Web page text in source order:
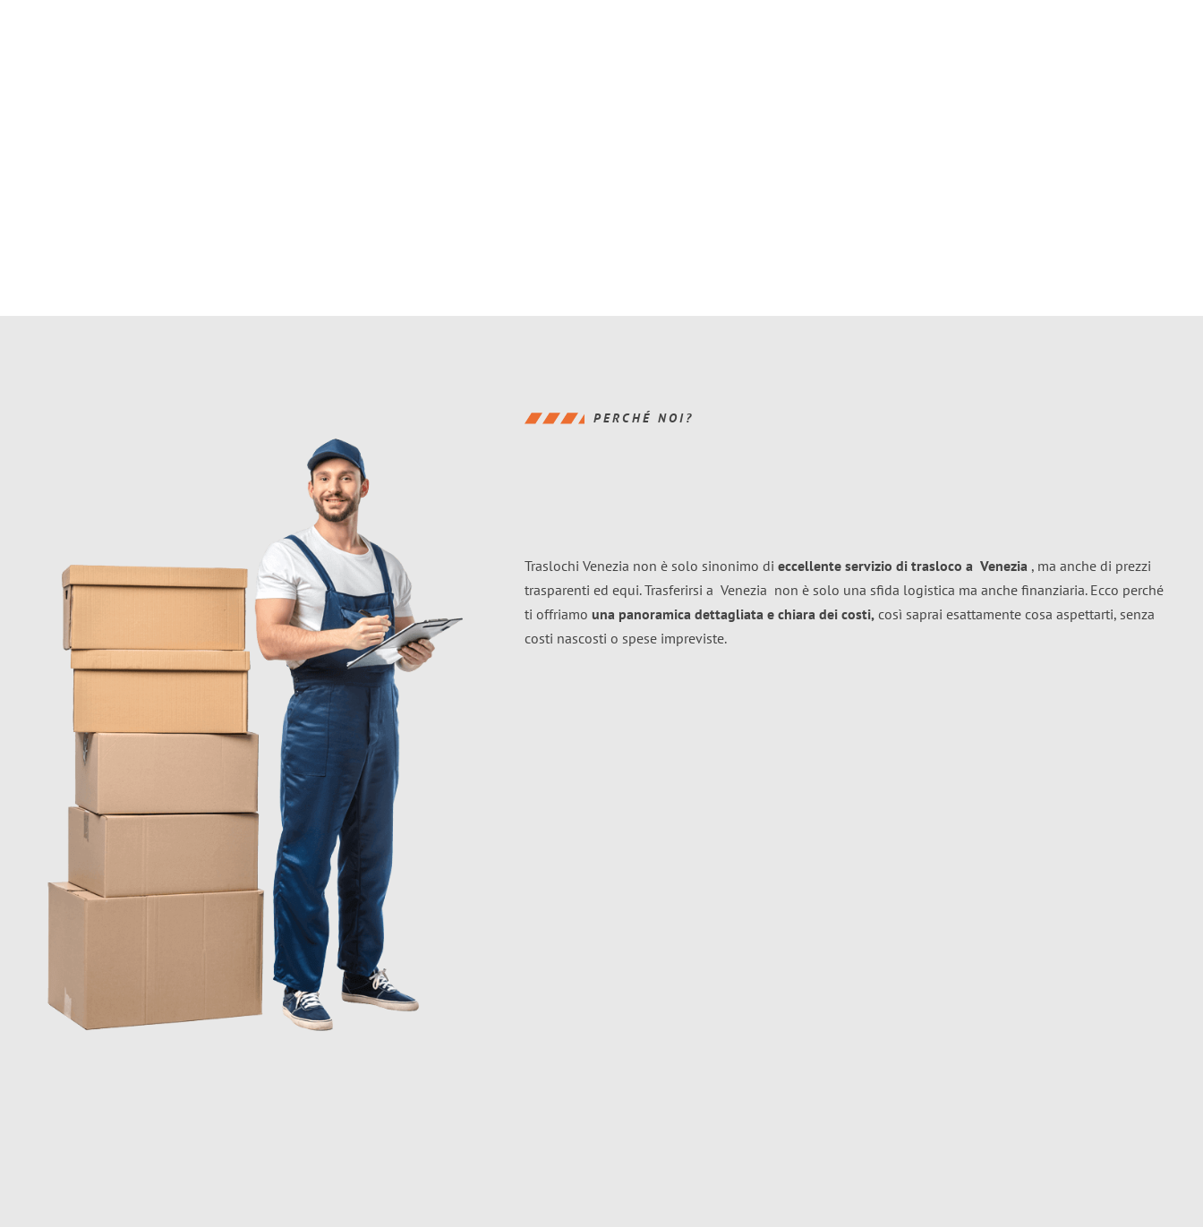
PERCHÉ NOI?
Traslochi Venezia non è solo sinonimo di eccellente servizio di trasloco a Venezia , ma anche di prezzi
trasparenti ed equi. Trasferirsi a Venezia non è solo una sfida logistica ma anche finanziaria. Ecco perché
ti offriamo una panoramica dettagliata e chiara dei costi, così saprai esattamente cosa aspettarti, senza
costi nascosti o spese impreviste.